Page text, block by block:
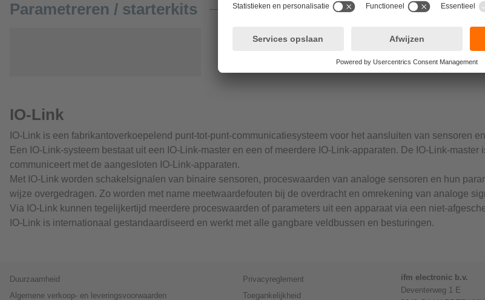
Parametreren / starterkits
IO-Link
IO-Link is een fabrikantoverkoepelend punt-tot-punt-communicatiesysteem voor het aansluiten van sensoren
Een IO-Link-systeem bestaat uit een IO-Link-master en een of meerdere IO-Link-apparaten. De IO-Link-
communiceert met de aangesloten IO-Link-apparaten.
Met IO-Link worden schakelsignalen van binaire sensoren, proceswaarden van analoge sensoren en hun
wijze overgedragen. Zo worden met name meetwaardefouten bij de overdracht en omrekening van analoge
Via IO-Link kunnen tegelijkertijd meerdere proceswaarden of parameters uit een apparaat via een niet-
IO-Link is internationaal gestandaardiseerd en werkt met alle gangbare veldbussen en besturingen.
Duurzaamheid
Algemene verkoop- en leveringsvoorwaarden
Privacyreglement
Toegankelijkheid
ifm electronic b.v.
Deventerweg 1 E